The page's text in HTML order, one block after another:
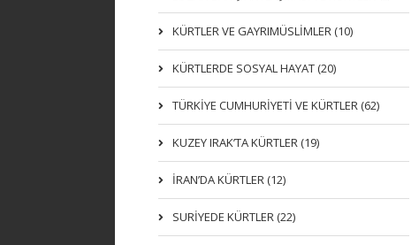
KÜRTLER VE GAYRIMÜSLIMLER (10)
KÜRTLERDE SOSYAL HAYAT (20)
TÜRKİYE CUMHURİYETİ VE KÜRTLER (62)
KUZEY IRAK’TA KÜRTLER (19)
İRAN’DA KÜRTLER (12)
SURİYEDE KÜRTLER (22)